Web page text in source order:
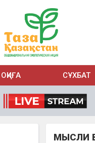
ОҚИҒА СҰХБАТ
МЫСЛИ